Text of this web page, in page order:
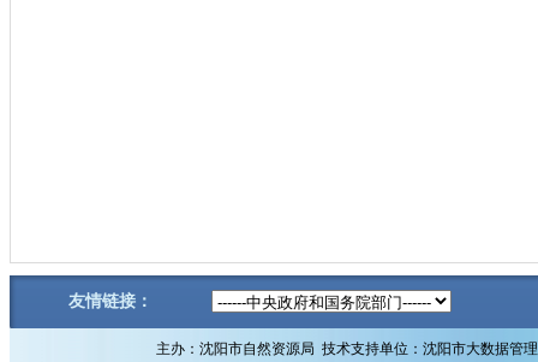
友情链接：
主办：沈阳市自然资源局 技术支持单位：沈阳市大数据管